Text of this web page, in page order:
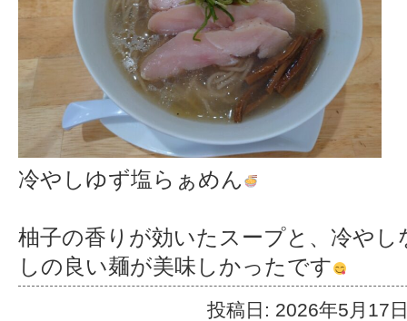
冷やしゆず塩らぁめん
柚子の香りが効いたスープと、冷や
しの良い麺が美味しかったです
投稿日: 2026年5月17